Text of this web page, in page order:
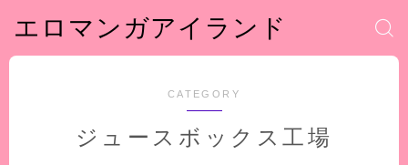
エロマンガアイランド
CATEGORY
ジュースボックス工場